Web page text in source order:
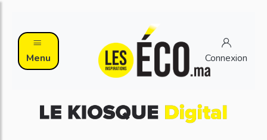
Menu Connexion